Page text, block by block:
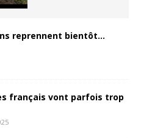
reprennent bientôt…
français vont parfois trop